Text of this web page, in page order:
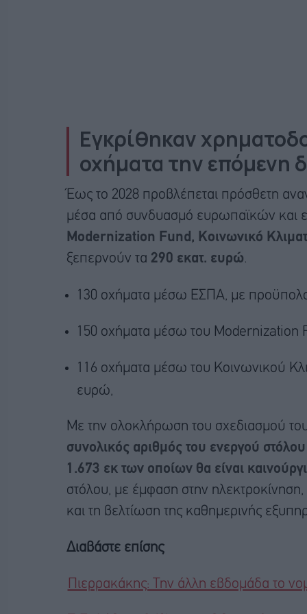
Εγκρίθηκαν
οχήματα την επόμενη
Έως το 2028 προβλέπεται πρόσθετη
μέσα από συνδυασμό ευρωπαϊκών και
Modernization Fund, Κοινωνικό
ξεπερνούν τα 290 εκατ. ευρώ.
130 οχήματα μέσω ΕΣΠΑ, με
150 οχήματα μέσω του Modernization
116 οχήματα μέσω του Κοινωνικού
ευρώ,
Με την ολοκλήρωση του σχεδιασμού
συνολικός αριθμός του ενεργού
1.673 εκ των οποίων θα είναι
στόλου, με έμφαση στην
και τη βελτίωση της καθημερινής
Διαβάστε επίσης
Πιερρακάκης: Την άλλη εβδομάδα το